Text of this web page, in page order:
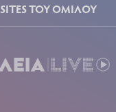
SITES ΤΟΥ ΟΜΙΛΟΥ